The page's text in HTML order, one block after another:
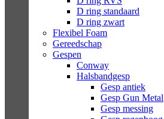
D ring standaard
D ring zwart
Flexibel Foam
Gereedschap
Gespen
Conway
Halsbandgesp
Gesp antiek
Gesp Gun Metal
Gesp messing